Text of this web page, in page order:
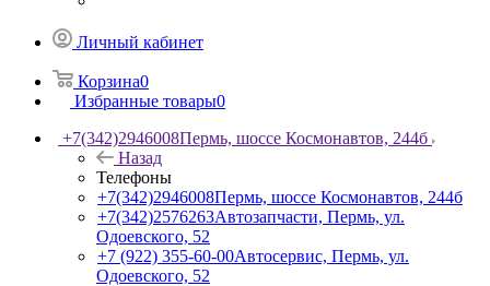
Личный кабинет
Корзина0
Избранные товары0
+7(342)2946008Пермь, шоссе Космонавтов, 244б
Назад
Телефоны
+7(342)2946008Пермь, шоссе Космонавтов, 244б
+7(342)2576263Автозапчасти, Пермь, ул.
Одоевского, 52
+7 (922) 355-60-00Автосервис, Пермь, ул.
Одоевского, 52